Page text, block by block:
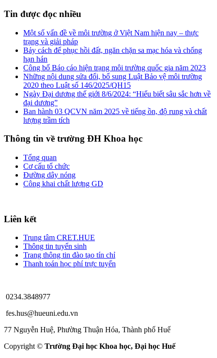
Tin được đọc nhiều
Một số vấn đề về môi trường ở Việt Nam hiện nay – thực
trạng và giải pháp
Bảy cách để phục hồi đất, ngăn chặn sa mạc hóa và chống
hạn hán
Công bố Báo cáo hiện trạng môi trường quốc gia năm 2023
Những nội dung sửa đổi, bổ sung Luật Bảo vệ môi trường
2020 theo Luật số 146/2025/QH15
Ngày Đại dương thế giới 8/6/2024: “Hiểu biết sâu sắc hơn về
đại dương”
Ban hành 03 QCVN năm 2025 về tiếng ồn, độ rung và chất
lượng trầm tích
Thông tin về trường ĐH Khoa học
Tổng quan
Cơ cấu tổ chức
Đường dây nóng
Công khai chất lượng GD
Liên kết
Trung tâm CRET.HUE
Thông tin tuyển sinh
Trang thông tin đào tạo tín chỉ
Thanh toán học phí trực tuyến
0234.3848977
fes.hus@hueuni.edu.vn
77 Nguyễn Huệ, Phường Thuận Hóa, Thành phố Huế
Copyright © Trường Đại học Khoa học, Đại học Huế